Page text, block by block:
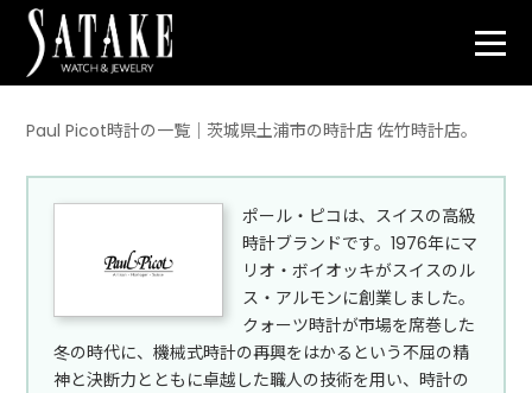
Paul Picot時計の一覧｜茨城県土浦市の時計店 佐竹時計店。
ポール・ピコは、スイスの高級
時計ブランドです。1976年にマ
リオ・ボイオッキがスイスのル
ス・アルモンに創業しました。
クォーツ時計が市場を席巻した
冬の時代に、機械式時計の再興をはかるという不屈の精
神と決断力とともに卓越した職人の技術を用い、時計の